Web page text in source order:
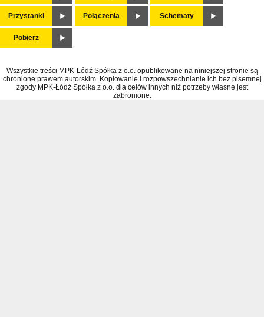
Przystanki Połączenia Schematy
Pobierz
Wszystkie treści MPK-Łódź Spółka z o.o. opublikowane na niniejszej stronie są
chronione prawem autorskim. Kopiowanie i rozpowszechnianie ich bez pisemnej
zgody MPK-Łódź Spółka z o.o. dla celów innych niż potrzeby własne jest
zabronione.